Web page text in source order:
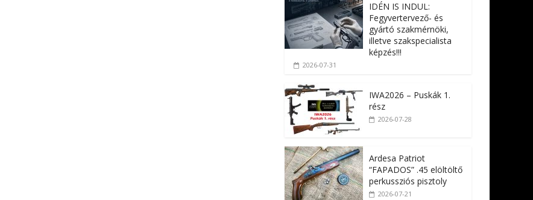
IDÉN IS INDUL:
Fegyvertervező- és
gyártó szakmérnöki,
illetve szakspecialista
képzés!!!
2026-07-31
IWA2026 – Puskák 1.
rész
2026-07-28
Ardesa Patriot
“FAPADOS” .45 elöltöltő
perkussziós pisztoly
2026-07-21